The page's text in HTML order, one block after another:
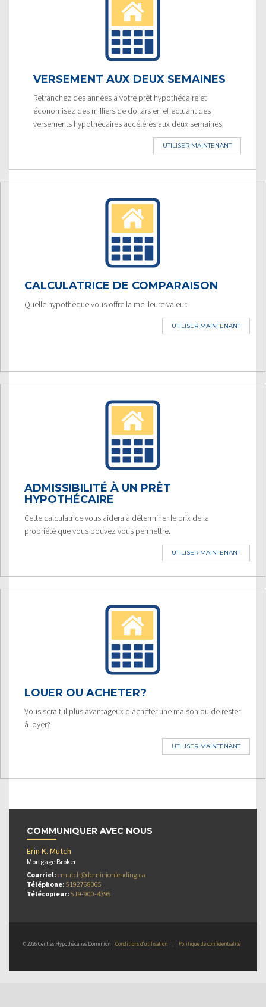
VERSEMENT AUX DEUX SEMAINES
Retranchez des années à votre prêt hypothécaire et
économisez des milliers de dollars en effectuant des
versements hypothécaires accélérés aux deux semaines.
UTILISER MAINTENANT
CALCULATRICE DE COMPARAISON
Quelle hypothèque vous offre la meilleure valeur.
UTILISER MAINTENANT
ADMISSIBILITÉ À UN PRÊT
HYPOTHÉCAIRE
Cette calculatrice vous aidera à déterminer le prix de la
propriété que vous pouvez vous permettre.
UTILISER MAINTENANT
LOUER OU ACHETER?
Vous serait-il plus avantageux d'acheter une maison ou de rester
à loyer?
UTILISER MAINTENANT
COMMUNIQUER AVEC NOUS
Erin K. Mutch
Mortgage Broker
Courriel: emutch@dominionlending.ca
Téléphone: 5192768065
Télécopieur: 519-900-4395
© 2026 Centres Hypothécaires Dominion Conditions d’utilisation | Politique de confidentialité